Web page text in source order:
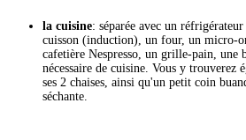
la cuisine: séparée avec un
cuisson (induction), un four, un micro-
cafetière Nespresso, un grille-pain,
nécessaire de cuisine. Vous y trouverez
ses 2 chaises, ainsi qu'un petit coin
séchante.